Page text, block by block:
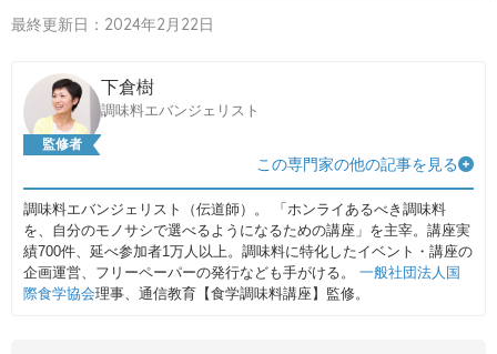
最終更新日：2024年2月22日
監修者
下倉樹
調味料エバンジェリスト
この専門家の他の記事を見る
調味料エバンジェリスト（伝道師）。 「ホンライあるべき調味料
を、自分のモノサシで選べるようになるための講座」を主宰。講座実
績700件、延べ参加者1万人以上。調味料に特化したイベント・講座の
企画運営、フリーペーパーの発行なども手がける。 一般社団法人国
際食学協会理事、通信教育【食学調味料講座】監修。